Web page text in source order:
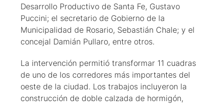
Desarrollo Productivo de Santa Fe, Gustavo
Puccini; el secretario de Gobierno de la
Municipalidad de Rosario, Sebastián Chale; y el
concejal Damián Pullaro, entre otros.
La intervención permitió transformar 11 cuadras
de uno de los corredores más importantes del
oeste de la ciudad. Los trabajos incluyeron la
construcción de doble calzada de hormigón,